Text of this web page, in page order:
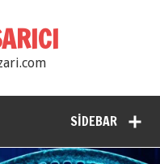
SIDEBAR